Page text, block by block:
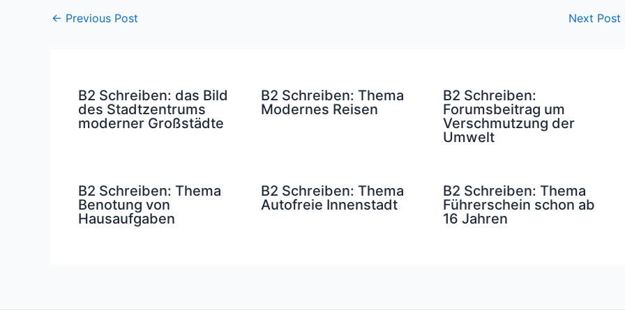
← Previous Post Next Post
B2 Schreiben: das Bild
des Stadtzentrums
moderner Großstädte
B2 Schreiben: Thema
Modernes Reisen
B2 Schreiben:
Forumsbeitrag um
Verschmutzung der
Umwelt
B2 Schreiben: Thema
Benotung von
Hausaufgaben
B2 Schreiben: Thema
Autofreie Innenstadt
B2 Schreiben: Thema
Führerschein schon ab
16 Jahren